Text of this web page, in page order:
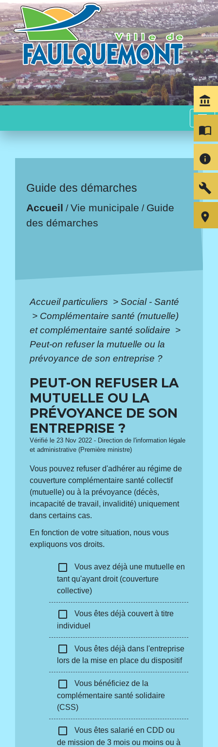
menu
Guide des démarches
Accueil /Vie municipale / Guide
des démarches
Accueil particuliers > Social - Santé
> Complémentaire santé (mutuelle)
et complémentaire santé solidaire >
Peut-on refuser la mutuelle ou la
prévoyance de son entreprise ?
PEUT-ON REFUSER LA
MUTUELLE OU LA
PRÉVOYANCE DE SON
ENTREPRISE ?
Vérifié le 23 Nov 2022 - Direction de l'information légale
et administrative (Première ministre)
Vous pouvez refuser d'adhérer au régime de
couverture complémentaire santé collectif
(mutuelle) ou à la prévoyance (décès,
incapacité de travail, invalidité) uniquement
dans certains cas.
En fonction de votre situation, nous vous
expliquons vos droits.
check_box_outline_blank
Vous avez déjà une mutuelle en
tant qu'ayant droit (couverture
collective)
check_box_outline_blank
Vous êtes déjà couvert à titre
individuel
check_box_outline_blank
Vous êtes déjà dans l'entreprise
lors de la mise en place du dispositif
check_box_outline_blank
Vous bénéficiez de la
complémentaire santé solidaire
(CSS)
check_box_outline_blank
Vous êtes salarié en CDD ou
de mission de 3 mois ou moins ou à
account_balance
import_contacts
info
build
room